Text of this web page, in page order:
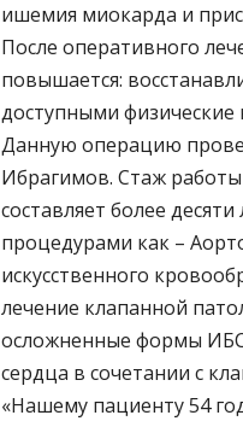
ишемия миокарда и
После оперативного
повышается:
доступными физические
Данную операцию
Ибрагимов. Стаж
составляет более
процедурами как –
искусственного
лечение клапанной
осложненные формы
сердца в сочетании с
«Нашему пациенту 54